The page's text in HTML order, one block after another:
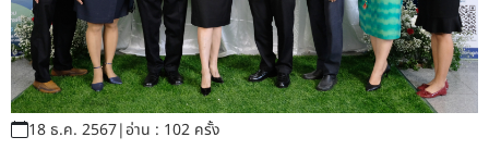
18 ธ.ค. 2567|อ่าน : 102 ครั้ง